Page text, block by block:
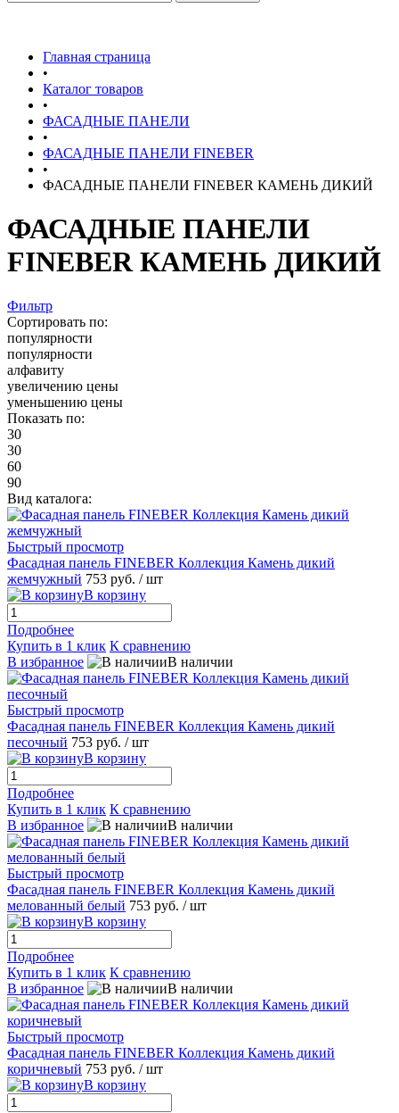
Главная страница
•
Каталог товаров
•
ФАСАДНЫЕ ПАНЕЛИ
•
ФАСАДНЫЕ ПАНЕЛИ FINEBER
•
ФАСАДНЫЕ ПАНЕЛИ FINEBER КАМЕНЬ ДИКИЙ
ФАСАДНЫЕ ПАНЕЛИ
FINEBER КАМЕНЬ ДИКИЙ
Фильтр
Сортировать по:
популярности
популярности
алфавиту
увеличению цены
уменьшению цены
Показать по:
30
30
60
90
Вид каталога:
Быстрый просмотр
Фасадная панель FINEBER Коллекция Камень дикий
жемчужный 753 руб. / шт
В корзину
Подробнее
Купить в 1 клик К сравнению
В избранное
В наличии
Быстрый просмотр
Фасадная панель FINEBER Коллекция Камень дикий
песочный 753 руб. / шт
В корзину
Подробнее
Купить в 1 клик К сравнению
В избранное
В наличии
Быстрый просмотр
Фасадная панель FINEBER Коллекция Камень дикий
мелованный белый 753 руб. / шт
В корзину
Подробнее
Купить в 1 клик К сравнению
В избранное
В наличии
Быстрый просмотр
Фасадная панель FINEBER Коллекция Камень дикий
коричневый 753 руб. / шт
В корзину